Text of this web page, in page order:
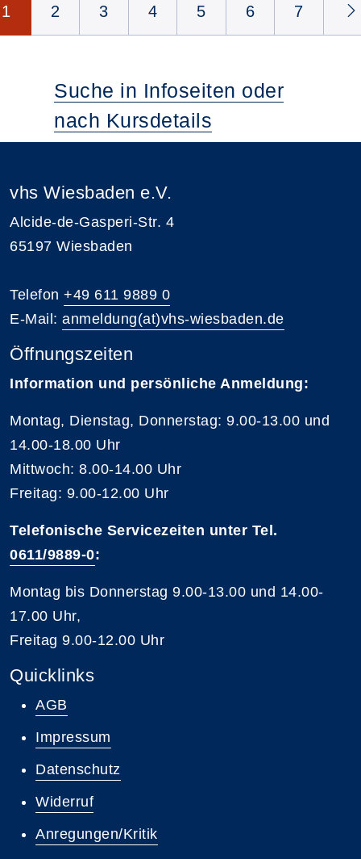
1 2 3 4 5 6 7
Suche in Infoseiten oder
nach Kursdetails
vhs Wiesbaden e.V.
Alcide-de-Gasperi-Str. 4
65197 Wiesbaden
Telefon +49 611 9889 0
E-Mail: anmeldung(at)vhs-wiesbaden.de
Öffnungszeiten
Information und persönliche Anmeldung:
Montag, Dienstag, Donnerstag: 9.00-13.00 und
14.00-18.00 Uhr
Mittwoch: 8.00-14.00 Uhr
Freitag: 9.00-12.00 Uhr
Telefonische Servicezeiten unter Tel.
0611/9889-0:
Montag bis Donnerstag 9.00-13.00 und 14.00-
17.00 Uhr,
Freitag 9.00-12.00 Uhr
Quicklinks
AGB
Impressum
Datenschutz
Widerruf
Anregungen/Kritik